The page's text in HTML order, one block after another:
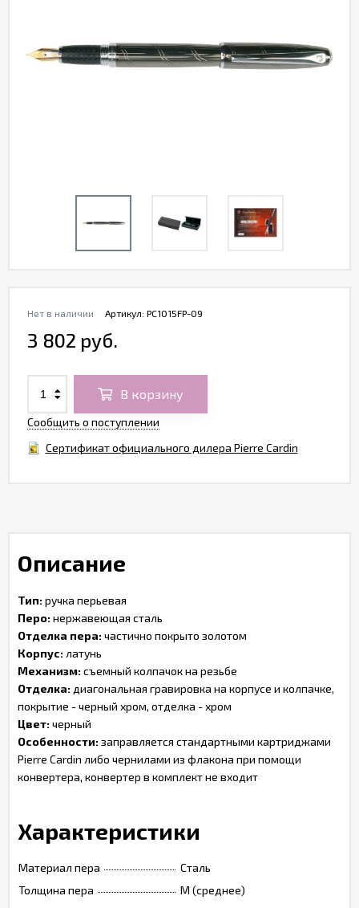
Артикул: PC1015FP-09
Нет в наличии
3 802 руб.
В корзину
Сообщить о поступлении
Сертификат официального дилера Pierre Cardin
Описание
Тип:ручка перьевая
Перо:нержавеющая сталь
Отделка пера:частично покрыто золотом
Корпус: латунь
Механизм:съемный колпачок на резьбе
Отделка: диагональная гравировка на корпусе и колпачке,
покрытие - черный хром, отделка - хром
Цвет:черный
Особенности:заправляется стандартными картриджами
Pierre Cardin либо чернилами из флакона при помощи
конвертера, конвертер в комплект не входит
Характеристики
Материал пера
Сталь
Толщина пера
M (среднее)